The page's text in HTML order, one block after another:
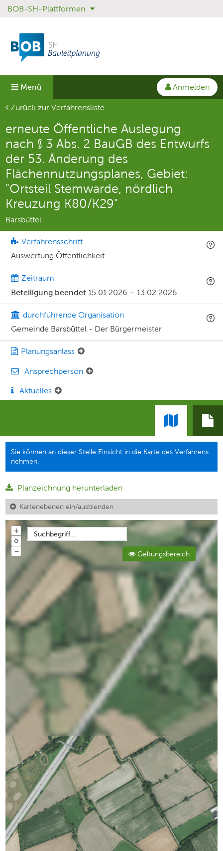
Sprungmenü
Direkt
Hauptnavigation
springen
Direkt
Inhalt
springen
BOB-SH-Plattformen
Menü
Anmelden
Aktuelle Seite
Zurück zur Verfahrensliste
erneute Öffentliche Auslegung
nach § 3 Abs. 2 BauGB des Entwurfs
der 53. Änderung des
Flächennutzungsplanes, Gebiet:
"Ortsteil Stemwarde, nördlich
Kreuzung K80/K29"
Barsbüttel
Verfahrensschritt
Auswertung Öffentlichkeit
Zeitraum
Beteiligung beendet 15.01.2026 – 13.02.2026
durchführende Organisation
Gemeinde Barsbüttel - Der Bürgermeister
Planungsanlass
Ansprechperson
Aktuelles
Sie können an dieser Stelle Einsicht in die Karte des Verfahrens
nehmen.
Planzeichnung herunterladen
Kartenebenen ein/ausblenden
Suchbegriff...
Geltungsbereich
+
o
−